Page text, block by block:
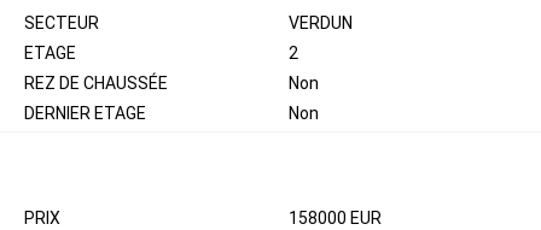
SECTEUR
VERDUN
ETAGE
2
REZ DE CHAUSSÉE
Non
DERNIER ETAGE
Non
PRIX 158000 EUR